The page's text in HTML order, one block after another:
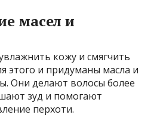
масел и
кожу и смягчить
этого и придуманы масла и
Они делают волосы более
зуд и помогают
перхоти.